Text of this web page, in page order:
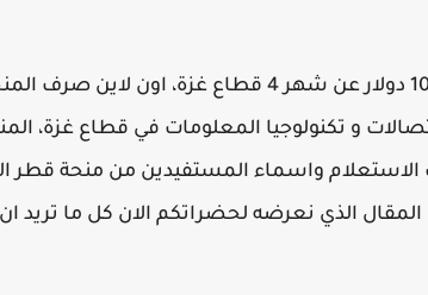
منحة قطر 2021، متي موعد صرف المنحة القطرية 100 دولار عن شهر 4
المقال الذي نعرضه لحضراتكم الان كل ما